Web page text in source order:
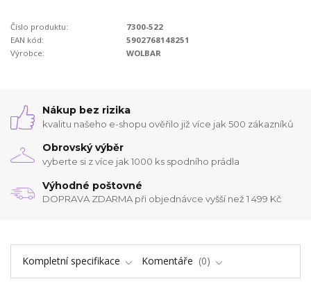
Číslo produktu:
7300-522
EAN kód:
5902768148251
Výrobce:
WOLBAR
Nákup bez rizika
kvalitu našeho e-shopu ověřilo již více jak 500 zákazníků
Obrovský výběr
vyberte si z více jak 1000 ks spodního prádla
Výhodné poštovné
DOPRAVA ZDARMA při objednávce vyšší než 1 499 Kč
Kompletní specifikace Komentáře 0